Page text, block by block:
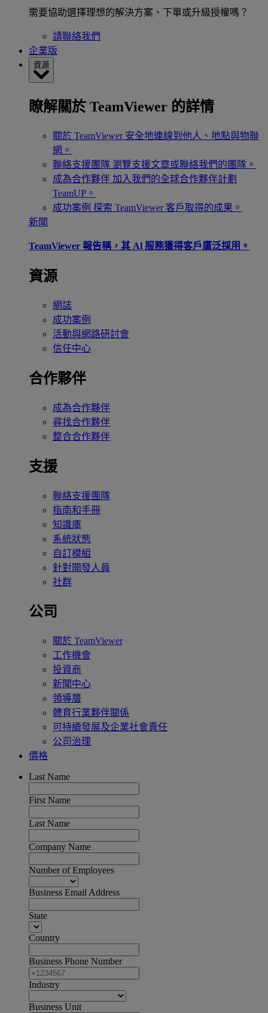
需要協助選擇理想的解決方案、下單或升級授權嗎？
請聯絡我們
企業版
資源
瞭解關於 TeamViewer 的詳情
關於 TeamViewer 安全地連線到他人、地點與物聯
網。
聯絡支援團隊 瀏覽支援文章或聯絡我們的團隊。
成為合作夥伴 加入我們的全球合作夥伴計劃
TeamUP。
成功案例 探索 TeamViewer 客戶取得的成果。
新聞
TeamViewer 報告稱，其 Al 服務獲得客戶廣泛採用。
資源
網誌
成功案例
活動與網路研討會
信任中心
合作夥伴
成為合作夥伴
尋找合作夥伴
整合合作夥伴
支援
聯絡支援團隊
指南和手冊
知識庫
系統狀態
自訂模組
針對開發人員
社群
公司
關於 TeamViewer
工作機會
投資商
新聞中心
領導層
體育行業夥伴關係
可持續發展及企業社會責任
公司治理
價格
Last Name
First Name
Last Name
Company Name
Number of Employees
Business Email Address
State
Country
Business Phone Number
Industry
Business Unit